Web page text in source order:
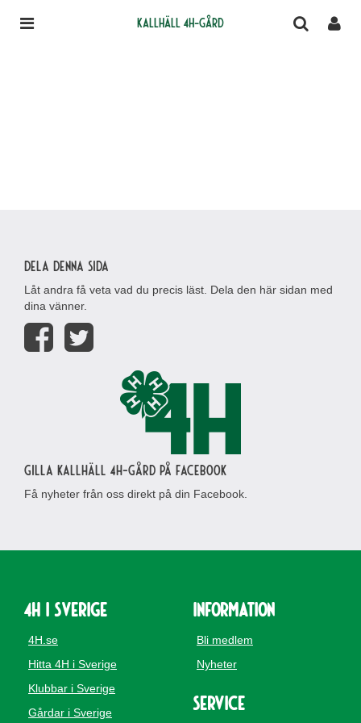
Kallhäll 4H-gård
Dela denna sida
Låt andra få veta vad du precis läst. Dela den här sidan med
dina vänner.
Gilla Kallhäll 4H-gård på Facebook
Få nyheter från oss direkt på din Facebook.
4H i Sverige
4H.se
Hitta 4H i Sverige
Klubbar i Sverige
Gårdar i Sverige
Information
Bli medlem
Nyheter
Service